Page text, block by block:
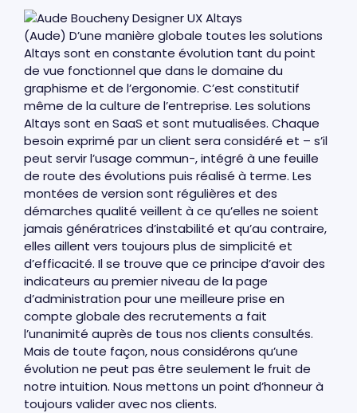
(Aude) D’une manière globale toutes les solutions
Altays sont en constante évolution tant du point
de vue fonctionnel que dans le domaine du
graphisme et de l’ergonomie. C’est constitutif
même de la culture de l’entreprise. Les solutions
Altays sont en SaaS et sont mutualisées. Chaque
besoin exprimé par un client sera considéré et – s’il
peut servir l’usage commun-, intégré à une feuille
de route des évolutions puis réalisé à terme. Les
montées de version sont régulières et des
démarches qualité veillent à ce qu’elles ne soient
jamais génératrices d’instabilité et qu’au contraire,
elles aillent vers toujours plus de simplicité et
d’efficacité. Il se trouve que ce principe d’avoir des
indicateurs au premier niveau de la page
d’administration pour une meilleure prise en
compte globale des recrutements a fait
l’unanimité auprès de tous nos clients consultés.
Mais de toute façon, nous considérons qu’une
évolution ne peut pas être seulement le fruit de
notre intuition. Nous mettons un point d’honneur à
toujours valider avec nos clients.